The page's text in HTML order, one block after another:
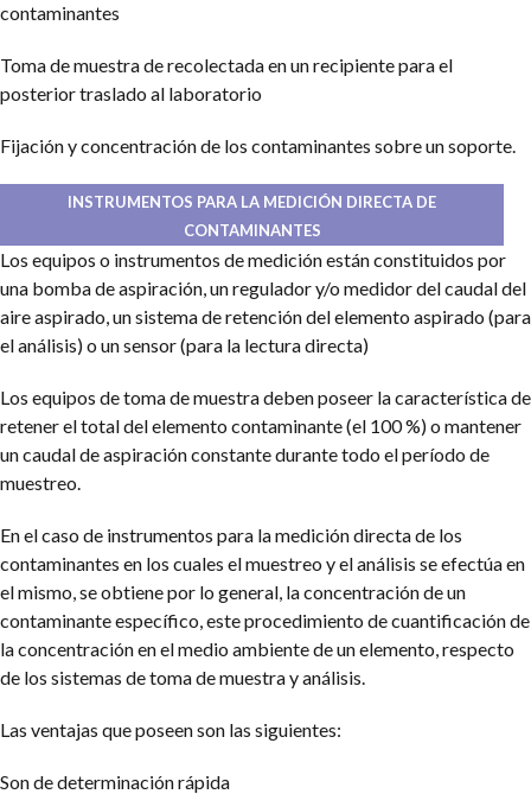
contaminantes
Toma de muestra de recolectada en un recipiente para el
posterior traslado al laboratorio
Fijación y concentración de los contaminantes sobre un soporte.
INSTRUMENTOS PARA LA MEDICIÓN DIRECTA DE
CONTAMINANTES
Los equipos o instrumentos de medición están constituidos por
una bomba de aspiración, un regulador y/o medidor del caudal del
aire aspirado, un sistema de retención del elemento aspirado (para
el análisis) o un sensor (para la lectura directa)
Los equipos de toma de muestra deben poseer la característica de
retener el total del elemento contaminante (el 100 %) o mantener
un caudal de aspiración constante durante todo el período de
muestreo.
En el caso de instrumentos para la medición directa de los
contaminantes en los cuales el muestreo y el análisis se efectúa en
el mismo, se obtiene por lo general, la concentración de un
contaminante específico, este procedimiento de cuantificación de
la concentración en el medio ambiente de un elemento, respecto
de los sistemas de toma de muestra y análisis.
Las ventajas que poseen son las siguientes:
Son de determinación rápida